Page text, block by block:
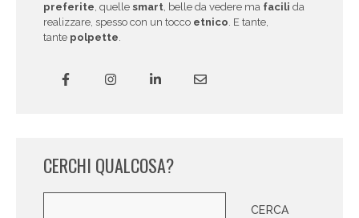
preferite, quelle smart, belle da vedere ma facili da
realizzare, spesso con un tocco etnico. E tante,
tante polpette.
CERCHI QUALCOSA?
CERCA